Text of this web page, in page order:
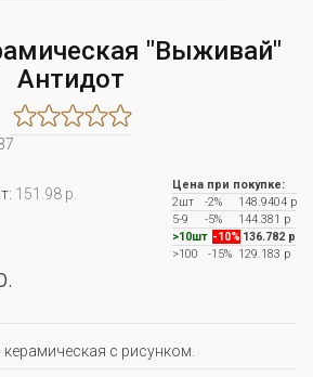
"Выживай"
Антидот
151.98 р.
Цена при покупке:
2шт
-2%
148.9404 р
5-9
-5%
144.381 р
>10шт -10% 136.782 р
>100
-15% 129.183 р
с рисунком.